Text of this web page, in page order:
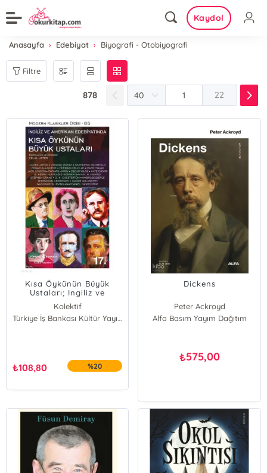
Kaydol
Anasayfa Edebiyat Biyografi - Otobiyografi
Filtre
878 22
Kısa Öykünün Büyük
Ustaları; Ingiliz ve
Amerikan Edebiyatında
Kolektif
Türkiye İş Bankası Kültür Yayınları
₺108,80 %20
Dickens
Peter Ackroyd
Alfa Basım Yayım Dağıtım
₺575,00